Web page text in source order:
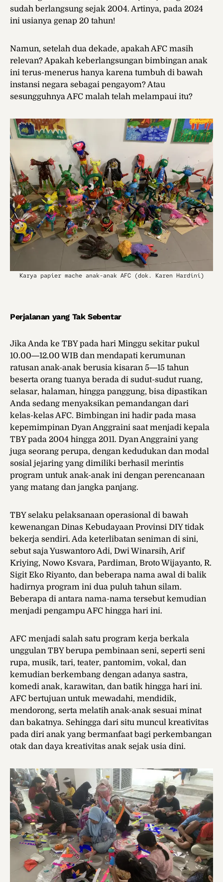
sudah berlangsung sejak 2004. Artinya, pada 2024
ini usianya genap 20 tahun!
Namun, setelah dua dekade, apakah AFC masih
relevan? Apakah keberlangsungan bimbingan anak
ini terus-menerus hanya karena tumbuh di bawah
instansi negara sebagai pengayom? Atau
sesungguhnya AFC malah telah melampaui itu?
Karya papier mache anak-anak AFC (dok. Karen Hardini)
Perjalanan yang Tak Sebentar
Jika Anda ke TBY pada hari Minggu sekitar pukul
10.00―12.00 WIB dan mendapati kerumunan
ratusan anak-anak berusia kisaran 5―15 tahun
beserta orang tuanya berada di sudut-sudut ruang,
selasar, halaman, hingga panggung, bisa dipastikan
Anda sedang menyaksikan pemandangan dari
kelas-kelas AFC. Bimbingan ini hadir pada masa
kepemimpinan Dyan Anggraini saat menjadi kepala
TBY pada 2004 hingga 2011. Dyan Anggraini yang
juga seorang perupa, dengan kedudukan dan modal
sosial jejaring yang dimiliki berhasil merintis
program untuk anak-anak ini dengan perencanaan
yang matang dan jangka panjang.
TBY selaku pelaksanaan operasional di bawah
kewenangan Dinas Kebudayaan Provinsi DIY tidak
bekerja sendiri. Ada keterlibatan seniman di sini,
sebut saja Yuswantoro Adi, Dwi Winarsih, Arif
Kriying, Nowo Ksvara, Pardiman, Broto Wijayanto, R.
Sigit Eko Riyanto, dan beberapa nama awal di balik
hadirnya program ini dua puluh tahun silam.
Beberapa di antara nama-nama tersebut kemudian
menjadi pengampu AFC hingga hari ini.
AFC menjadi salah satu program kerja berkala
unggulan TBY berupa pembinaan seni, seperti seni
rupa, musik, tari, teater, pantomim, vokal, dan
kemudian berkembang dengan adanya sastra,
komedi anak, karawitan, dan batik hingga hari ini.
AFC bertujuan untuk mewadahi, mendidik,
mendorong, serta melatih anak-anak sesuai minat
dan bakatnya. Sehingga dari situ muncul kreativitas
pada diri anak yang bermanfaat bagi perkembangan
otak dan daya kreativitas anak sejak usia dini.